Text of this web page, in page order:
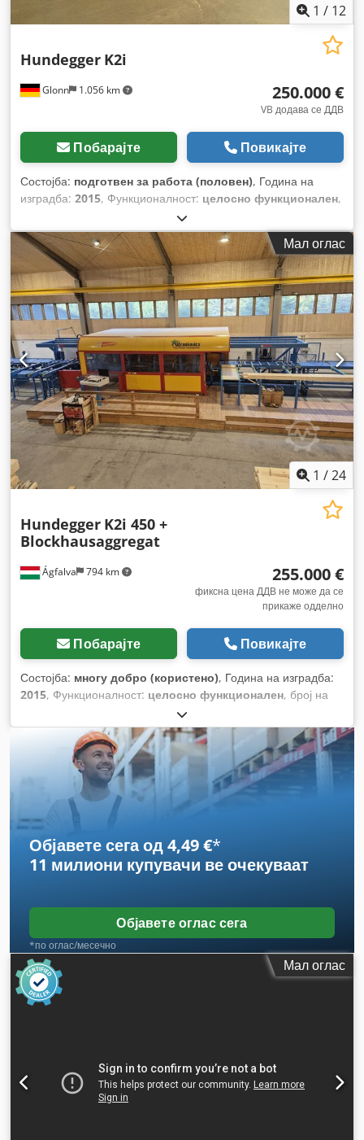
1 / 12
Glonn 1.056 km
Hundegger K2i
250.000 €
VB додава се ДДВ
Побарајте Повикајте
Состојба: подготвен за работа (половен), Година на
изградба: 2015, Функционалност: целосно функционален,
12593, Опрема:
светлосна завеса,
Мал оглас
1 /24
Ágfalva 794 km
Hundegger K2i 450 +
Blockhausaggregat
255.000 €
фиксна цена ДДВ не може да се
прикаже одделно
Побарајте Повикајте
Состојба: многу добро (користено), Година на изградба:
2015, Функционалност: целосно функционален, број на
Објавете сега од 4,49 €*
11 милиони купувачи ве очекуваат
Објавете оглас сега
*по оглас/месечно
Мал оглас